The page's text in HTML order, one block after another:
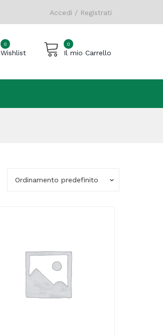
Accedi / Registrati
0
Wishlist
0
Il mio Carrello
Ordinamento predefinito